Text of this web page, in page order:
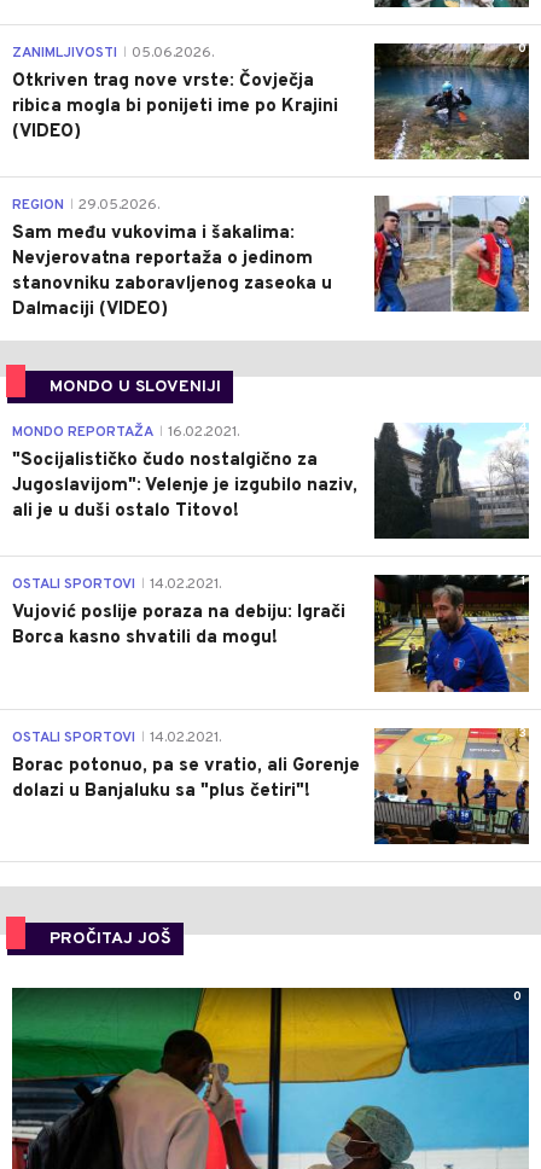
0
ZANIMLJIVOSTI 05.06.2026.
Otkriven trag nove vrste: Čovječja
ribica mogla bi ponijeti ime po Krajini
(VIDEO)
0
REGION 29.05.2026.
Sam među vukovima i šakalima:
Nevjerovatna reportaža o jedinom
stanovniku zaboravljenog zaseoka u
Dalmaciji (VIDEO)
MONDO U SLOVENIJI
4
MONDO REPORTAŽA 16.02.2021.
"Socijalističko čudo nostalgično za
Jugoslavijom": Velenje je izgubilo naziv,
ali je u duši ostalo Titovo!
1
OSTALI SPORTOVI 14.02.2021.
Vujović poslije poraza na debiju: Igrači
Borca kasno shvatili da mogu!
3
OSTALI SPORTOVI 14.02.2021.
Borac potonuo, pa se vratio, ali Gorenje
dolazi u Banjaluku sa "plus četiri"!
PROČITAJ JOŠ
0